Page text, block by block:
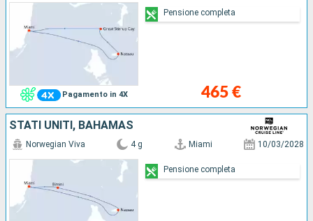
Pagamento in 4X 465 €
Pensione completa
STATI UNITI, BAHAMAS
Norwegian Viva 4 g Miami 10/03/2028
Pensione completa